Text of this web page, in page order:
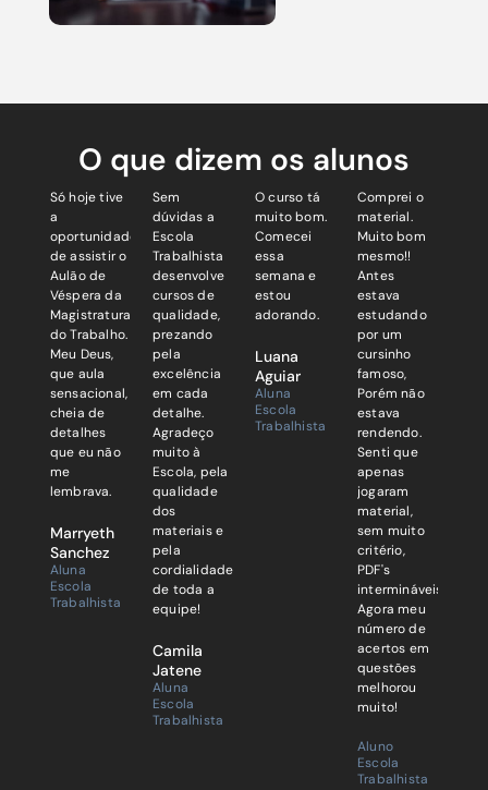
O que dizem os alunos
Só hoje tive
a
oportunidade
de assistir o
Aulão de
Véspera da
Magistratura
do Trabalho.
Meu Deus,
que aula
sensacional,
cheia de
detalhes
que eu não
me
lembrava.
Marryeth
Sanchez
Aluna
Escola
Trabalhista
Sem
dúvidas a
Escola
Trabalhista
desenvolve
cursos de
qualidade,
prezando
pela
excelência
em cada
detalhe.
Agradeço
muito à
Escola, pela
qualidade
dos
materiais e
pela
cordialidade
de toda a
equipe!
Camila
Jatene
Aluna
Escola
Trabalhista
O curso tá
muito bom.
Comecei
essa
semana e
estou
adorando.
Luana
Aguiar
Aluna
Escola
Trabalhista
Comprei o
material.
Muito bom
mesmo!!
Antes
estava
estudando
por um
cursinho
famoso,
Porém não
estava
rendendo.
Senti que
apenas
jogaram
material,
sem muito
critério,
PDF's
intermináveis.
Agora meu
número de
acertos em
questões
melhorou
muito!
Aluno
Escola
Trabalhista